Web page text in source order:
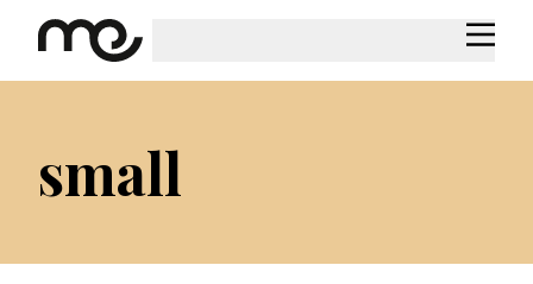
small